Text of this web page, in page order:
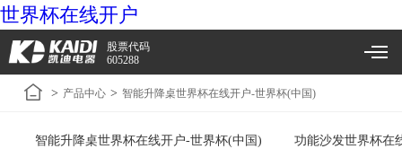
世界杯在线开户
股票代码
605288
> 产品中心 > 智能升降桌世界杯在线开户-世界杯(中国)
智能升降桌世界杯在线开户-世界杯(中国) 功能沙发世界杯在